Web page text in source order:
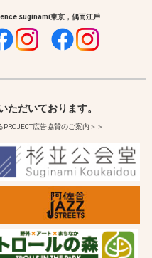
suginami東京，偶而江戶
ただいております。
広告協賛のご案内＞＞